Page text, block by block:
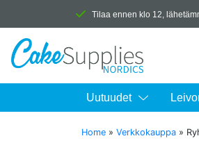
Tilaa ennen klo 12,
Uutuudet
Home » Verkkokauppa »